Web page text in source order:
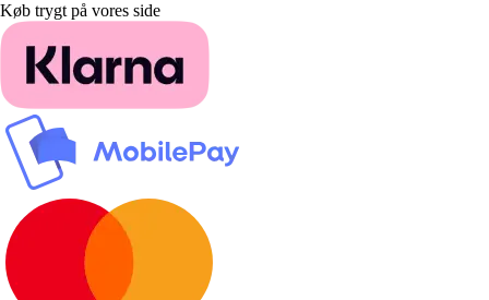
Køb trygt på vores side